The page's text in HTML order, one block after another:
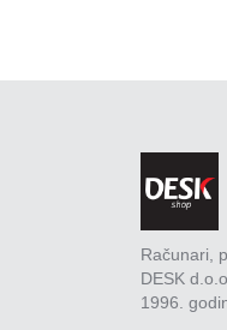
Računari,
DESK
1996.